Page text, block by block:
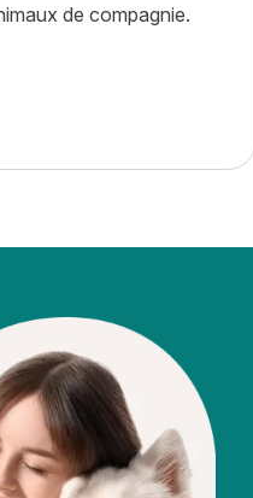
de compagnie.